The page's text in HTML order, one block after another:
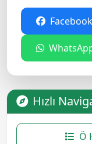
Facebook
Hızlı
Ö